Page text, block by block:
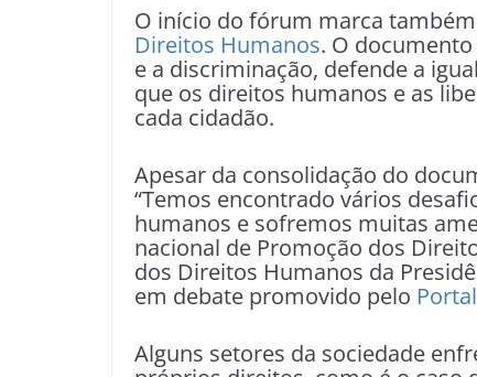
O início do fórum marca
Direitos Humanos. O
e a discriminação, defende a
que os direitos humanos e as
cada cidadão.
Apesar da consolidação do
“Temos encontrado vários
humanos e sofremos muitas
nacional de Promoção dos
dos Direitos Humanos da
em debate promovido pelo
Alguns setores da sociedade